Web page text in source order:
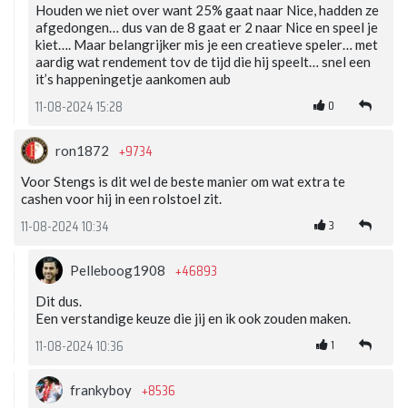
Houden we niet over want 25% gaat naar Nice, hadden ze
afgedongen… dus van de 8 gaat er 2 naar Nice en speel je
kiet…. Maar belangrijker mis je een creatieve speler… met
aardig wat rendement tov de tijd die hij speelt… snel een
it’s happeningetje aankomen aub
11-08-2024 15:28 0
ron1872 +9734
Voor Stengs is dit wel de beste manier om wat extra te
cashen voor hij in een rolstoel zit.
11-08-2024 10:34 3
Pelleboog1908 +46893
Dit dus.
Een verstandige keuze die jij en ik ook zouden maken.
11-08-2024 10:36 1
frankyboy +8536